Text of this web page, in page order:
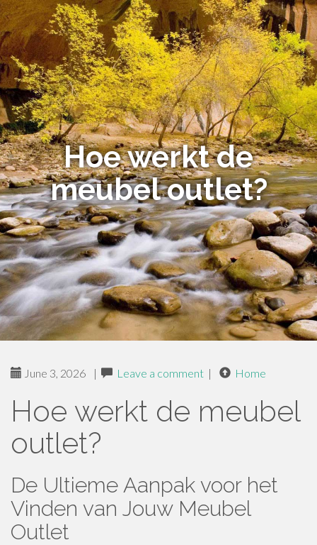
Hoe werkt de
meubel outlet?
June 3, 2026 | Leave a comment | Home
Hoe werkt de meubel
outlet?
De Ultieme Aanpak voor het
Vinden van Jouw Meubel
Outlet